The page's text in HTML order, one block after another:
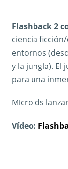
Flashback 2
ciencia
entornos
y la jungla). El
para una
Microids
Vídeo: